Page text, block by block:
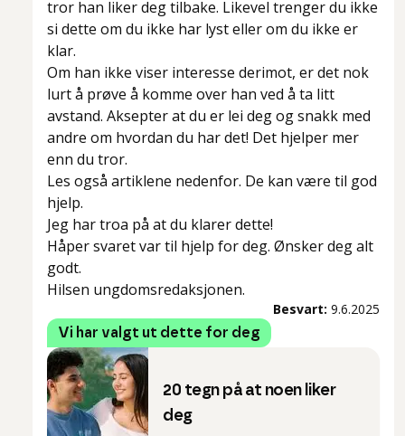
tror han liker deg tilbake. Likevel trenger du ikke
si dette om du ikke har lyst eller om du ikke er
klar.
Om han ikke viser interesse derimot, er det nok
lurt å prøve å komme over han ved å ta litt
avstand. Aksepter at du er lei deg og snakk med
andre om hvordan du har det! Det hjelper mer
enn du tror.
Les også artiklene nedenfor. De kan være til god
hjelp.
Jeg har troa på at du klarer dette!
Håper svaret var til hjelp for deg. Ønsker deg alt
godt.
Hilsen ungdomsredaksjonen.
Besvart: 9.6.2025
Vi har valgt ut dette for deg
20 tegn på at noen liker
deg